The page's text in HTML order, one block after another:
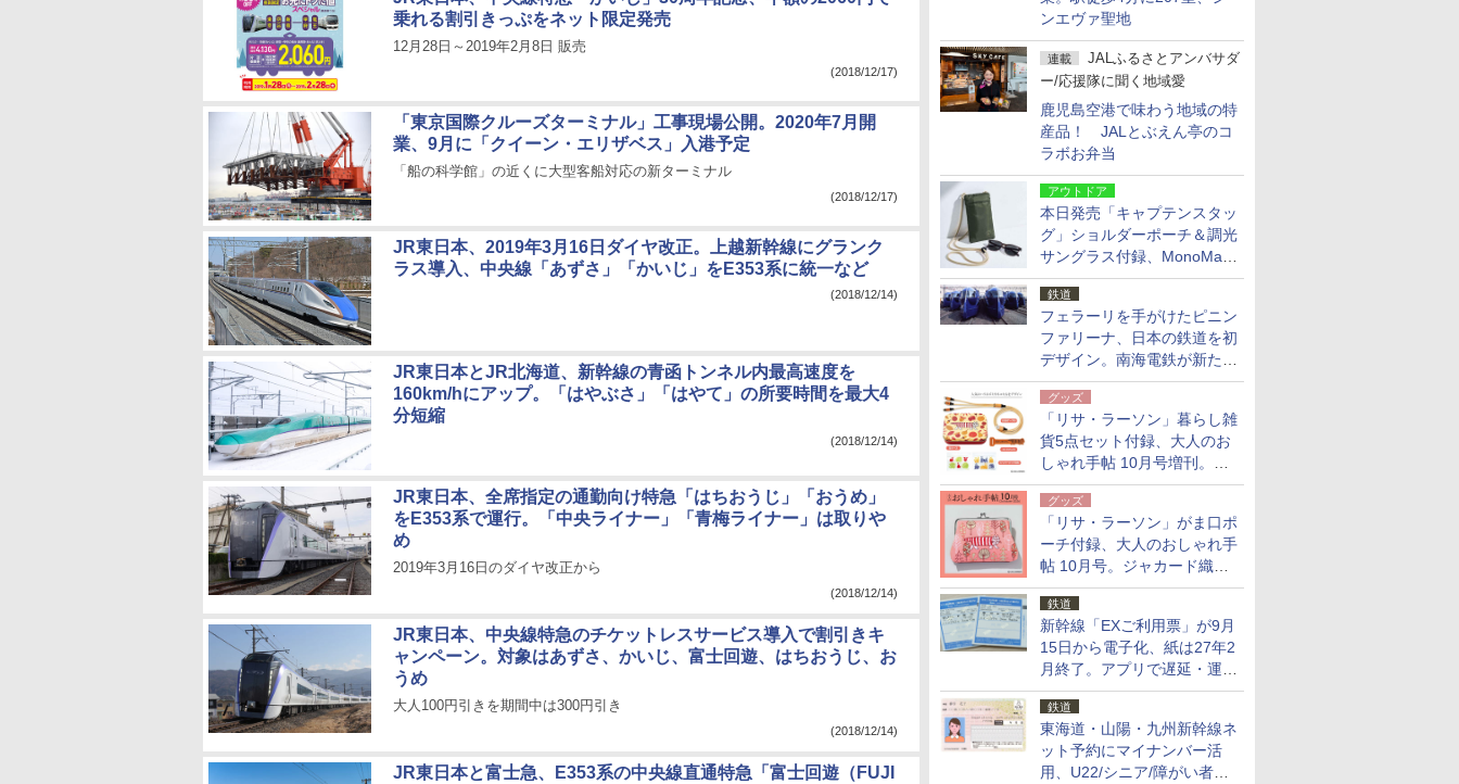
ンエヴァ聖地
連載
JALふるさとアンバサダ
ー/応援隊に聞く地域愛
鹿児島空港で味わう地域の特
産品！ JALとぶえん亭のコ
ラボお弁当
アウトドア
本日発売「キャプテンスタッ
グ」ショルダーポーチ＆調光
サングラス付録、MonoMax
9月号増刊
鉄道
フェラーリを手がけたピニン
ファリーナ、日本の鉄道を初
デザイン。南海電鉄が新たな
「空港特急」をなにわ筋線へ
導入
グッズ
「リサ・ラーソン」暮らし雑
貨5点セット付録、大人のお
しゃれ手帖 10月号増刊。
USBケーブルや缶ケースなど
グッズ
「リサ・ラーソン」がま口ポ
ーチ付録、大人のおしゃれ手
帖 10月号。ジャカード織の
北欧猫デザイン
鉄道
新幹線「EXご利用票」が9月
15日から電子化、紙は27年2
月終了。アプリで遅延・運休
も確認可能に
鉄道
東海道・山陽・九州新幹線ネ
ット予約にマイナンバー活
用、U22/シニア/障がい者割
乗れる割引きっぷをネット限定発売
12月28日～2019年2月8日 販売
(2018/12/17)
「東京国際クルーズターミナル」工事現場公開。2020年7月開
業、9月に「クイーン・エリザベス」入港予定
「船の科学館」の近くに大型客船対応の新ターミナル
(2018/12/17)
JR東日本、2019年3月16日ダイヤ改正。上越新幹線にグランク
ラス導入、中央線「あずさ」「かいじ」をE353系に統一など
(2018/12/14)
JR東日本とJR北海道、新幹線の青函トンネル内最高速度を
160km/hにアップ。「はやぶさ」「はやて」の所要時間を最大4
分短縮
(2018/12/14)
JR東日本、全席指定の通勤向け特急「はちおうじ」「おうめ」
をE353系で運行。「中央ライナー」「青梅ライナー」は取りや
め
2019年3月16日のダイヤ改正から
(2018/12/14)
JR東日本、中央線特急のチケットレスサービス導入で割引きキ
ャンペーン。対象はあずさ、かいじ、富士回遊、はちおうじ、お
うめ
大人100円引きを期間中は300円引き
(2018/12/14)
JR東日本と富士急、E353系の中央線直通特急「富士回遊（FUJI